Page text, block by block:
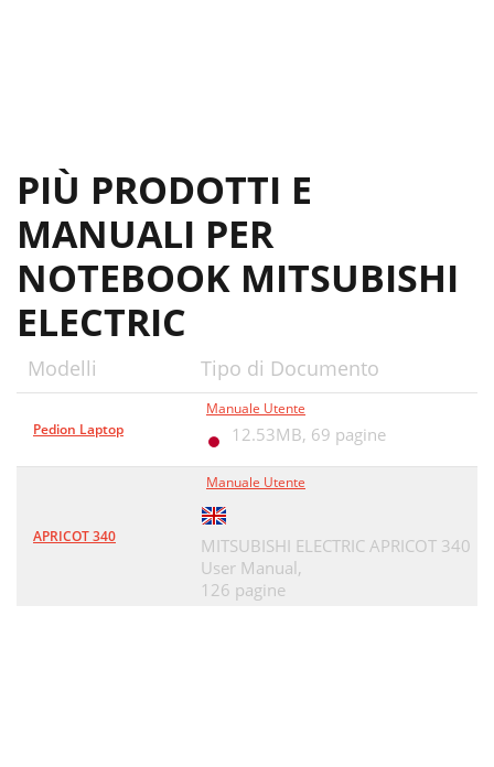
PIÙ PRODOTTI E
MANUALI PER
NOTEBOOK MITSUBISHI
ELECTRIC
Modelli Tipo di Documento
Pedion Laptop
Manuale Utente
12.53MB, 69 pagine
APRICOT 340
Manuale Utente
MITSUBISHI ELECTRIC APRICOT 340
User Manual,
126 pagine